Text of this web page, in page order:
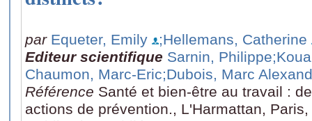
par Equeter, Emily
;Hellemans, Catherine
Editeur scientifique Sarnin, Philippe
Chaumon, Marc-Eric;Dubois, Marc
Référence Santé et bien-être au travail :
actions de prévention., L'Harmattan,